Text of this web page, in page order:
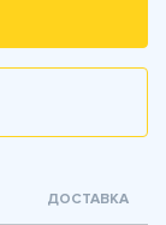
ДОСТАВКА